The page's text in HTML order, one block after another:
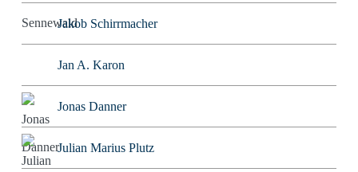
Jakob Schirrmacher
Jan A. Karon
Jonas Danner
Julian Marius Plutz